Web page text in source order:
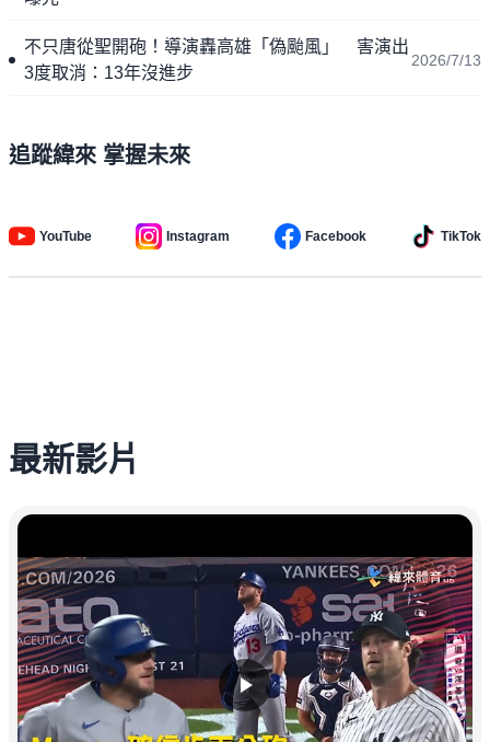
不只唐從聖開砲！導演轟高雄「偽颱風」 害演出
3度取消：13年沒進步
2026/7/13
追蹤緯來 掌握未來
YouTube Instagram Facebook TikTok
最新影片